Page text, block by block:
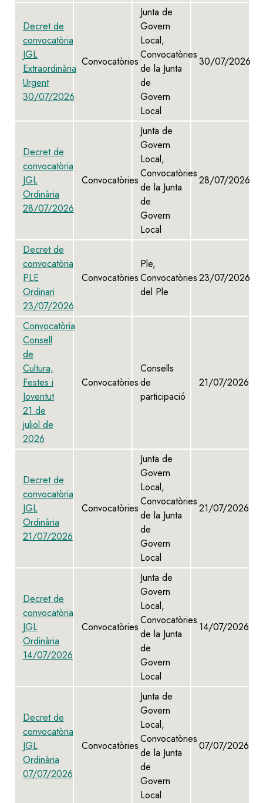
Decret de
convocatòria
JGL
Extraordinària
Urgent
30/07/2026
Convocatòries
Junta de
Govern
Local,
Convocatòries
de la Junta
de
Govern
Local
30/07/2026
Decret de
convocatòria
JGL
Ordinària
28/07/2026
Convocatòries
Junta de
Govern
Local,
Convocatòries
de la Junta
de
Govern
Local
28/07/2026
Decret de
convocatòria
PLE
Ordinari
23/07/2026
Convocatòries
Ple,
Convocatòries
del Ple
23/07/2026
Convocatòria
Consell
de
Cultura,
Festes i
Joventut
21 de
juliol de
2026
Convocatòries
Consells
de
participació
21/07/2026
Decret de
convocatòria
JGL
Ordinària
21/07/2026
Convocatòries
Junta de
Govern
Local,
Convocatòries
de la Junta
de
Govern
Local
21/07/2026
Decret de
convocatòria
JGL
Ordinària
14/07/2026
Convocatòries
Junta de
Govern
Local,
Convocatòries
de la Junta
de
Govern
Local
14/07/2026
Decret de
convocatòria
JGL
Ordinària
07/07/2026
Convocatòries
Junta de
Govern
Local,
Convocatòries
de la Junta
de
Govern
Local
07/07/2026